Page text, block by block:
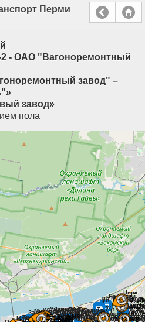
Перми
2 - ОАО "Вагоноремонтный
завод" –
завод»
пола